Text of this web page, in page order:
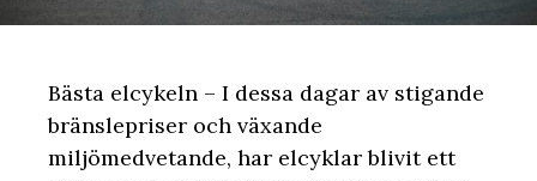
Bästa elcykeln – I dessa dagar av stigande
bränslepriser och växande
miljömedvetande, har elcyklar blivit ett